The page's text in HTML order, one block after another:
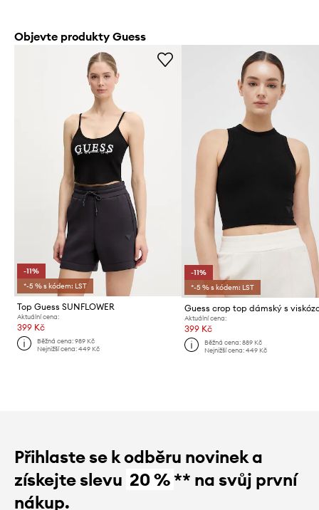
Objevte produkty Guess
-11%
*-5 % s kódem: LST
Top Guess SUNFLOWER
Aktuální cena:
399 Kč
Běžná cena:989 Kč
Nejnižší cena:449 Kč
-11%
*-5 % s kódem: LST
Aktuální cena:
399 Kč
Běžná cena: 889 Kč
Nejnižší cena: 449 Kč
Přihlaste se k odběru novinek a
získejte slevu 20 %** na svůj první
nákup.